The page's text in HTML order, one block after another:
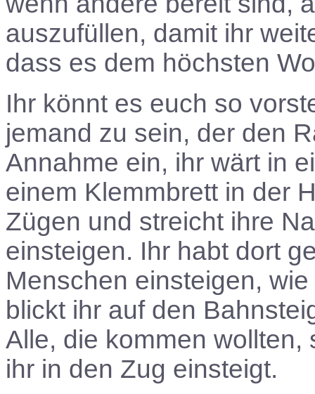
auszufüllen, damit ihr
dass es dem höchsten
Ihr könnt es euch so
jemand zu sein, der den
Annahme ein, ihr wärt in
einem Klemmbrett in der
Zügen und streicht ihre
einsteigen. Ihr habt dort
Menschen einsteigen,
blickt ihr auf den
Alle, die kommen
ihr in den Zug einsteigt.